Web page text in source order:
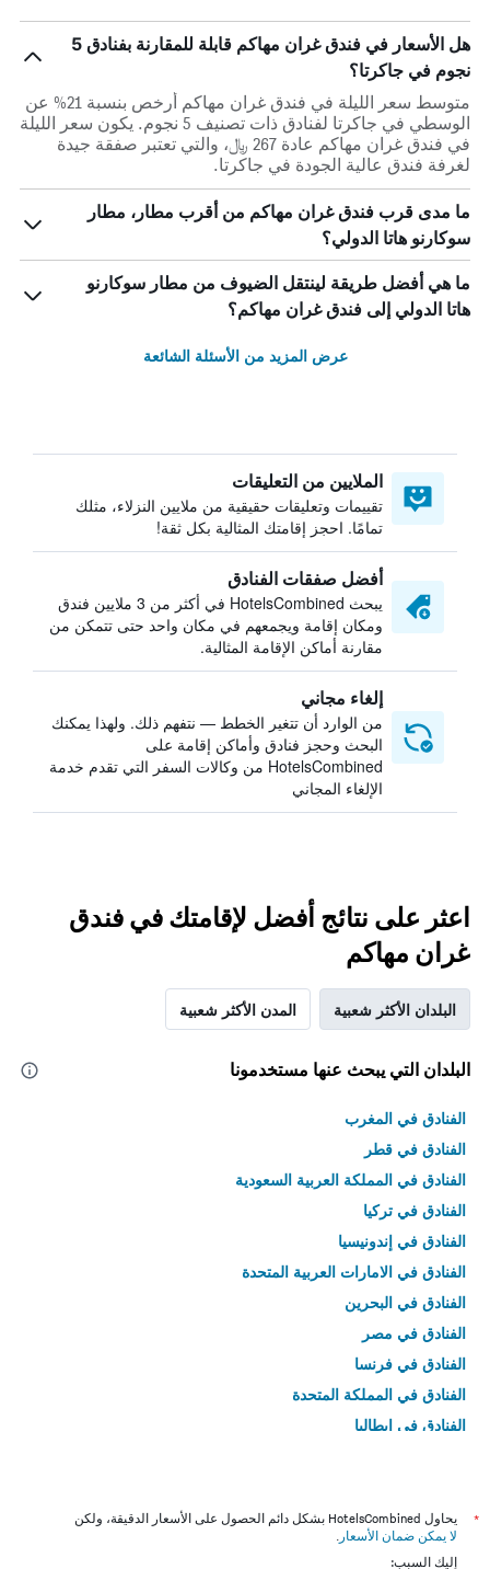
هل الأسعار في فندق غران مهاكم قابلة للمقارنة بفنادق 5
نجوم في جاكرتا؟
متوسط سعر الليلة في فندق غران مهاكم أرخص بنسبة 21% عن
الوسطي في جاكرتا لفنادق ذات تصنيف 5 نجوم. يكون سعر الليلة
في فندق غران مهاكم عادة 267 ﷼، والتي تعتبر صفقة جيدة
لغرفة فندق عالية الجودة في جاكرتا.
ما مدى قرب فندق غران مهاكم من أقرب مطار، مطار
سوكارنو هاتا الدولي؟
ما هي أفضل طريقة لينتقل الضيوف من مطار سوكارنو
هاتا الدولي إلى فندق غران مهاكم؟
عرض المزيد من الأسئلة الشائعة
الملايين من التعليقات
تقييمات وتعليقات حقيقية من ملايين النزلاء، مثلك
تمامًا. احجز إقامتك المثالية بكل ثقة!
أفضل صفقات الفنادق
يبحث HotelsCombined في أكثر من 3 ملايين فندق
ومكان إقامة ويجمعهم في مكان واحد حتى تتمكن من
مقارنة أماكن الإقامة المثالية.
إلغاء مجاني
من الوارد أن تتغير الخطط — نتفهم ذلك. ولهذا يمكنك
البحث وحجز فنادق وأماكن إقامة على
HotelsCombined من وكالات السفر التي تقدم خدمة
الإلغاء المجاني
اعثر على نتائج أفضل لإقامتك في فندق
غران مهاكم
البلدان الأكثر شعبية المدن الأكثر شعبية
البلدان التي يبحث عنها مستخدمونا
الفنادق في المغرب
الفنادق في قطر
الفنادق في المملكة العربية السعودية
الفنادق في تركيا
الفنادق في إندونيسيا
الفنادق في الامارات العربية المتحدة
الفنادق في البحرين
الفنادق في مصر
الفنادق في فرنسا
الفنادق في المملكة المتحدة
الفنادق في إيطاليا
*
يحاول HotelsCombined بشكل دائم الحصول على الأسعار الدقيقة، ولكن
لا يمكن ضمان الأسعار .
إليك السبب: